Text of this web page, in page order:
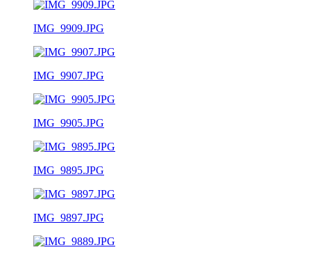
IMG_9909.JPG
IMG_9907.JPG
IMG_9905.JPG
IMG_9895.JPG
IMG_9897.JPG